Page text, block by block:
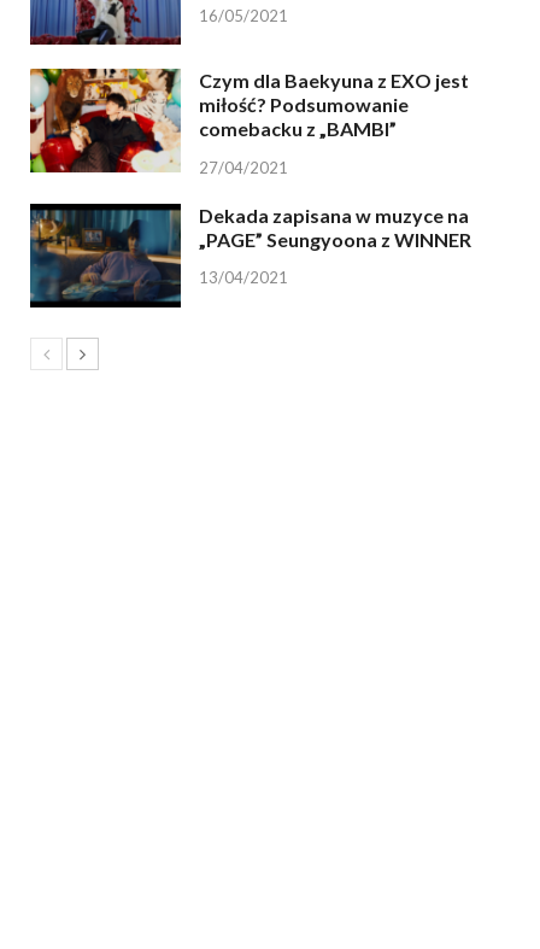
16/05/2021
Czym dla Baekyuna z EXO jest
miłość? Podsumowanie
comebacku z „BAMBI”
27/04/2021
Dekada zapisana w muzyce na
„PAGE” Seungyoona z WINNER
13/04/2021